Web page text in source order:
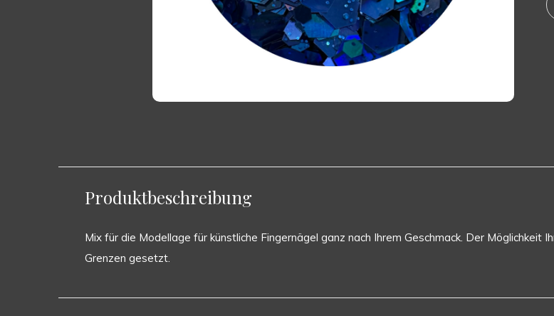
Produktbeschreibung
Mix für die Modellage für künstliche Fingernägel ganz nach Ihrem Geschmack. Der Möglichkeit
Grenzen gesetzt.